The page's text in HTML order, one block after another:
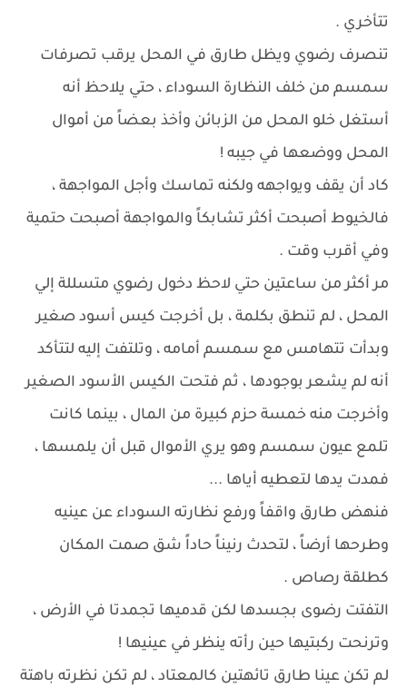
تتأخري .
تنصرف رضوي ويظل طارق في المحل يرقب تصرفات
سمسم من خلف النظارة السوداء ، حتي يلاحظ أنه
أستغل خلو المحل من الزبائن وأخذ بعضاً من أموال
المحل ووضعها في جيبه !
كاد أن يقف ويواجهه ولكنه تماسك وأجل المواجهة ،
فالخيوط أصبحت أكثر تشابكاً والمواجهة أصبحت حتمية
وفي أقرب وقت .
مر أكثر من ساعتين حتي لاحظ دخول رضوي متسللة إلي
المحل ، لم تنطق بكلمة ، بل أخرجت كيس أسود صغير
وبدأت تتهامس مع سمسم أمامه ، وتلتفت إليه لتتأكد
أنه لم يشعر بوجودها ، ثم فتحت الكيس الأسود الصغير
وأخرجت منه خمسة حزم كبيرة من المال ، بينما كانت
تلمع عيون سمسم وهو يري الأموال قبل أن يلمسها ،
فمدت يدها لتعطيه أياها ...
فنهض طارق واقفاً ورفع نظارته السوداء عن عينيه
وطرحها أرضاً ، لتحدث رنيناً حاداً شق صمت المكان
كطلقة رصاص .
​التفتت رضوى بجسدها لكن قدميها تجمدتا في الأرض ،
وترنحت ركبتيها حين رأته ينظر في عينيها !
​لم تكن عينا طارق تائهتين كالمعتاد ، لم تكن نظرته باهتة